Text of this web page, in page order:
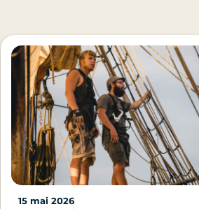
15 mai 2026